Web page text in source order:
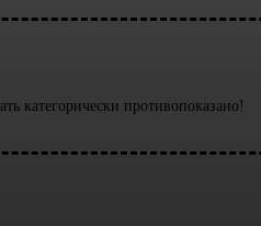
категорически противопоказано!